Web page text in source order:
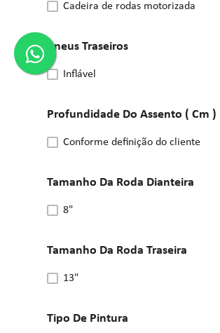
cadeira de rodas motorizada
Pneus Traseiros
inflável
Profundidade Do Assento ( Cm )
conforme definição do cliente
Tamanho Da Roda Dianteira
8"
Tamanho Da Roda Traseira
13"
Tipo De Pintura